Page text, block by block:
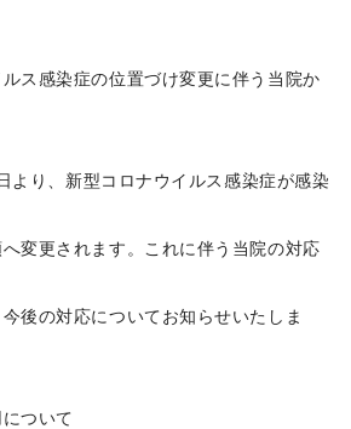
感染症の位置づけ変更に伴う当院か
新型コロナウイルス感染症が感染
されます。これに伴う当院の対応
対応についてお知らせいたしま
ついて